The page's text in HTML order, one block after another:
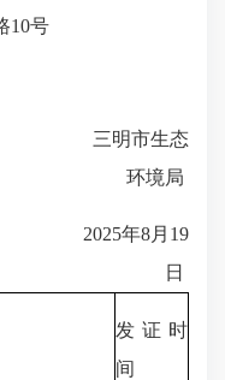
号
生态
环境局
月19
日
发证时
间